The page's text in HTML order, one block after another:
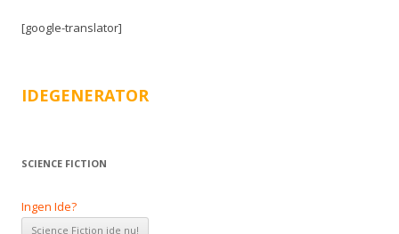
[google-translator]
IDEGENERATOR
SCIENCE FICTION
Ingen Ide?